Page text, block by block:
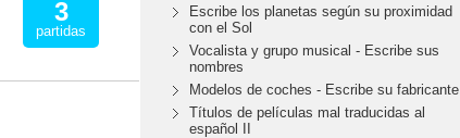
3
partidas
Escribe los planetas según su proximidad
con el Sol
Vocalista y grupo musical - Escribe sus
nombres
Modelos de coches - Escribe su fabricante
Títulos de películas mal traducidas al
español II